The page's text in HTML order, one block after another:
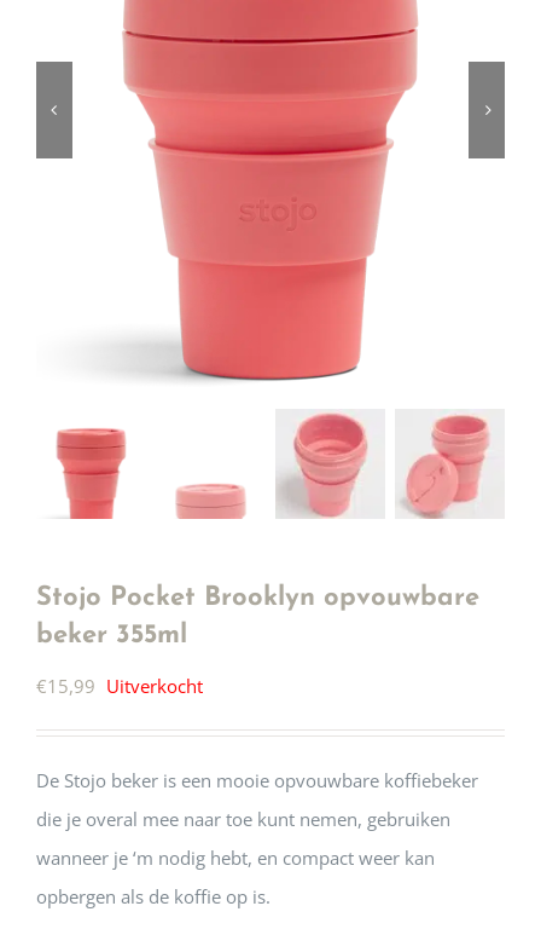
Stojo Pocket Brooklyn opvouwbare
beker 355ml
€15,99 Uitverkocht
De Stojo beker is een mooie opvouwbare koffiebeker
die je overal mee naar toe kunt nemen, gebruiken
wanneer je ‘m nodig hebt, en compact weer kan
opbergen als de koffie op is.